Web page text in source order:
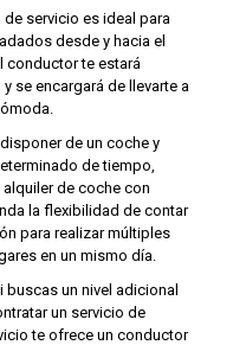
de servicio es ideal para
desde y hacia el
conductor te estará
se encargará de llevarte a
de un coche y
de tiempo,
de coche con
la flexibilidad de contar
para realizar múltiples
en un mismo día.
buscas un nivel adicional
un servicio de
te ofrece un conductor